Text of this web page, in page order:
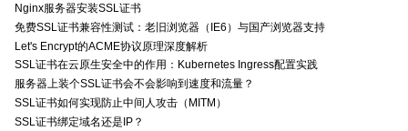
Nginx服务器安装SSL证书
免费SSL证书兼容性测试：老旧浏览器（IE6）与国产浏览器支持
Let's Encrypt的ACME协议原理深度解析
SSL证书在云原生安全中的作用：Kubernetes Ingress配置实践
服务器上装个SSL证书会不会影响到速度和流量？
SSL证书如何实现防止中间人攻击（MITM）
SSL证书绑定域名还是IP？